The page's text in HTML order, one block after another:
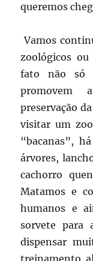
queremos
Vamos
zoológicos
fato não só
promovem
preservação
visitar um
“bacanas”,
árvores,
cachorro
Matamos e
humanos e
sorvete para
dispensar
treinamento